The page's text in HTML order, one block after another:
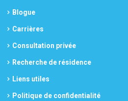
Blogue
Carrières
Consultation privée
Recherche de résidence
Liens utiles
Politique de confidentialité